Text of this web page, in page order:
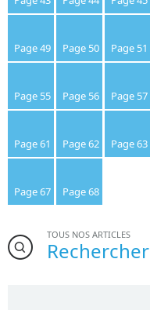
Page 49 Page 50 Page 51
Page 55 Page 56 Page 57
Page 61 Page 62 Page 63
Page 67 Page 68
TOUS NOS ARTICLES
Rechercher